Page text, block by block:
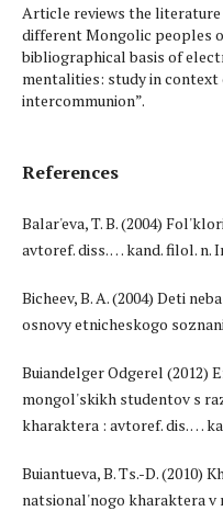
Article reviews the
different Mongolic peoples
bibliographical basis of
mentalities: study in
intercommunion”.
References
Balar'eva, T. B. (2004)
avtoref. diss. … kand. filol. n.
Bicheev, B. A. (2004) Deti
osnovy etnicheskogo
Buiandelger Odgerel (2012)
mongol'skikh studentov s
kharaktera : avtoref. dis. …
Buiantueva, B. Ts.-D. (2010)
natsional'nogo kharaktera v